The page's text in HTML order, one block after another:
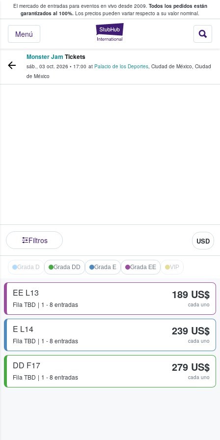
El mercado de entradas para eventos en vivo desde 2009. Todos los pedidos están
garantizados al 100%. Los precios pueden variar respecto a su valor nominal.
StubHub:
Menú
y venta de entradas entre fans
Monster Jam Tickets
sáb., 03 oct. 2026 • 17:00 at Palacio de los Deportes, Ciudad de México, Ciudad
de México
Filtros USD
Grada D Grada DD Grada E Grada EE VIP
EE L13
Fila TBD 1 - 8 entradas
189 US$
cada uno
E L14
Fila TBD 1 - 8 entradas
239 US$
cada uno
DD F17
Fila TBD 1 - 8 entradas
279 US$
cada uno